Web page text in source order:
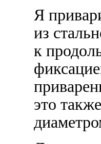
Я
из
к
это